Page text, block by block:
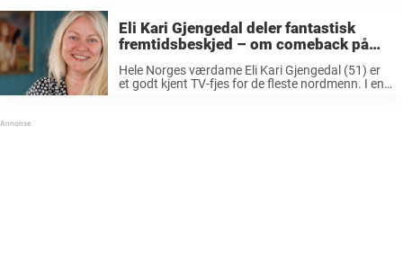
Eli Kari Gjengedal deler fantastisk
fremtidsbeskjed – om comeback på
Hele Norges værdame Eli Kari Gjengedal (51) er
et godt kjent TV-fjes for de fleste nordmenn. I en